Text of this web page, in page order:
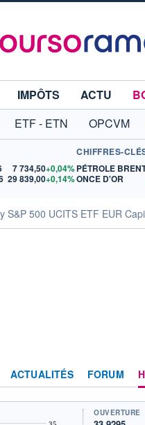
IMPÔTS ACTU
ETF - ETN OPCVM
7 734,50+0,04%
29 839,00+0,14%
CHIFFRES-
PÉTROLE
ONCE D'OR
S&P 500 UCITS ETF EUR
ACTUALITÉS FORUM
OUVERTURE